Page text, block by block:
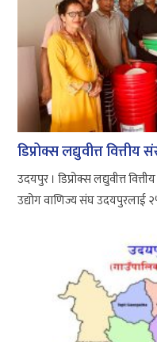
डिप्रोक्स लद्युवीत्त वित्तीय
उदयपुर । डिप्रोक्स लद्युवीत्त
उद्योग वाणिज्य संघ उदयपुरलाई